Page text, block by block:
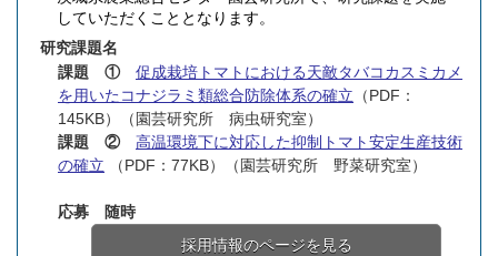
していただくこととなります。
研究課題名
課題 ① 促成栽培トマトにおける天敵タバコカスミカメ
を用いたコナジラミ類総合防除体系の確立 （PDF：
145KB）（園芸研究所 病虫研究室）
課題 ②
高温環境下に対応した抑制トマト安定生産技術
の確立 （PDF：77KB）（園芸研究所 野菜研究室）
応募 随時
採用情報のページを見る